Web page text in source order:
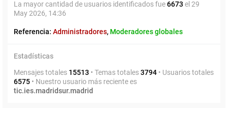
La mayor cantidad de usuarios identificados fue6673 el 29
May 2026, 14:36
Referencia: Administradores, Moderadores globales
Estadísticas
Mensajes totales 15513 • Temas totales3794 • Usuarios totales
6575 • Nuestro usuario más reciente es
tic.ies.madridsur.madrid